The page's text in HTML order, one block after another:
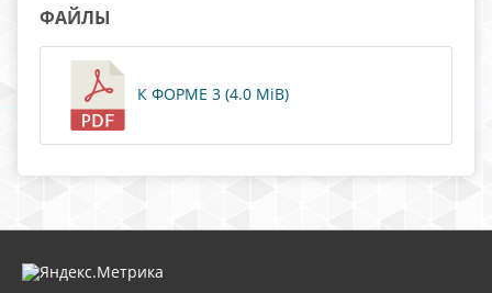
ФАЙЛЫ
К ФОРМЕ 3 (4.0 MiB)